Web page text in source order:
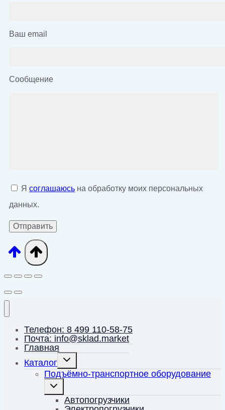
Ваш email
Сообщение
Я соглашаюсь на обработку моих персональных
данных.
Телефон: 8 499 110-58-75
Почта: info@sklad.market
Главная
Каталог
Переключить
дочернее
меню
Подъёмно-транспортное оборудование
Переключить
дочернее
менюАвтопогрузчики